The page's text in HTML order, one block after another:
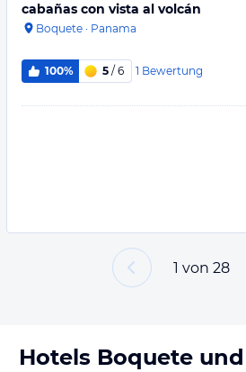
cabañas con vista al volcán
Boquete · Panama
100% 5 / 6 1 Bewertung
1 von 28
Hotels Boquete